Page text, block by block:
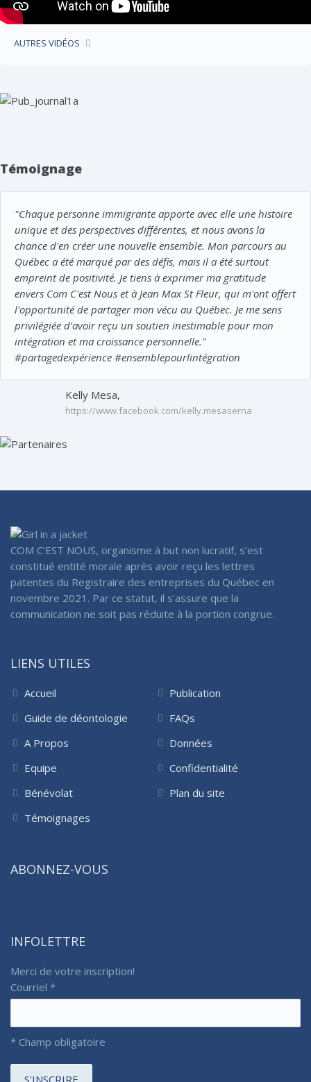
AUTRES VIDÉOS
Témoignage
"Chaque personne immigrante apporte avec elle une histoire
unique et des perspectives différentes, et nous avons la
chance d'en créer une nouvelle ensemble. Mon parcours au
Québec a été marqué par des défis, mais il a été surtout
empreint de positivité. Je tiens à exprimer ma gratitude
envers Com C'est Nous et à Jean Max St Fleur, qui m'ont offert
l'opportunité de partager mon vécu au Québec. Je me sens
privilégiée d'avoir reçu un soutien inestimable pour mon
intégration et ma croissance personnelle."
#partagedexpérience #ensemblepourlintégration
Kelly Mesa,
https://www.facebook.com/kelly.mesaserna
COM C’EST NOUS, organisme à but non lucratif, s’est
constitué entité morale après avoir reçu les lettres
patentes du Registraire des entreprises du Québec en
novembre 2021. Par ce statut, il s’assure que la
communication ne soit pas réduite à la portion congrue.
LIENS UTILES
Accueil
Guide de déontologie
A Propos
Equipe
Bénévolat
Témoignages
Publication
FAQs
Données
Confidentialité
Plan du site
ABONNEZ-VOUS
INFOLETTRE
Merci de votre inscription!
Courriel *
* Champ obligatoire